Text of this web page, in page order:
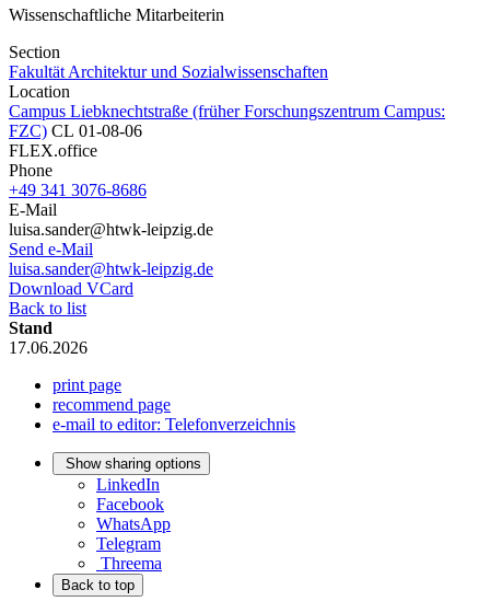
Wissenschaftliche Mitarbeiterin
Section
Fakultät Architektur und Sozialwissenschaften
Location
Campus Liebknechtstraße (früher Forschungszentrum Campus:
FZC) CL 01-08-06
FLEX.office
Phone
+49 341 3076-8686
E-Mail
luisa.sander@htwk-leipzig.de
Send e-Mail
luisa.sander@htwk-leipzig.de
Download VCard
Back to list
Stand
17.06.2026
print page
recommend page
e-mail to editor: Telefonverzeichnis
Show sharing options
LinkedIn
Facebook
WhatsApp
Telegram
Threema
Back to top